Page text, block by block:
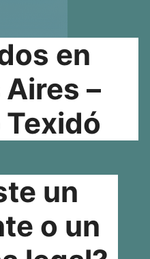
en
–
un
o un